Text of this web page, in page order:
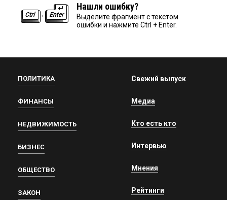
Нашли ошибку?
Выделите фрагмент с текстом
ошибки и нажмите Ctrl + Enter.
ПОЛИТИКА
ФИНАНСЫ
НЕДВИЖИМОСТЬ
БИЗНЕС
ОБЩЕСТВО
ЗАКОН
Свежий выпуск
Медиа
Кто есть кто
Интервью
Мнения
Рейтинги